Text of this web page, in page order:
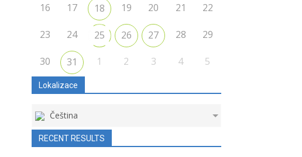
16 17 18 19 20 21 22
23 24 25 26 27 28 29
30 31 1 2 3 4 5
Lokalizace
Čeština
RECENT RESULTS